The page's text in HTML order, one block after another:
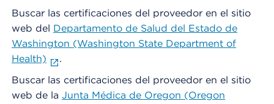
Buscar las certificaciones del proveedor en el sitio
web del Departamento de Salud del Estado de
Washington (Washington State Department of
Health)
.
Buscar las certificaciones del proveedor en el sitio
web de la Junta Médica de Oregon (Oregon